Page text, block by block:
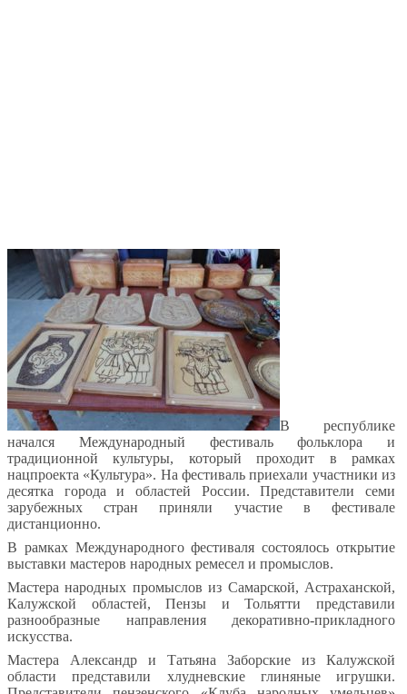
В республике
начался Международный фестиваль фольклора и
традиционной культуры, который проходит в рамках
нацпроекта «Культура». На фестиваль приехали участники из
десятка города и областей России. Представители семи
зарубежных стран приняли участие в фестивале
дистанционно.
В рамках Международного фестиваля состоялось открытие
выставки мастеров народных ремесел и промыслов.
Мастера народных промыслов из Самарской, Астраханской,
Калужской областей, Пензы и Тольятти представили
разнообразные направления декоративно-прикладного
искусства.
Мастера Александр и Татьяна Заборские из Калужской
области представили хлудневские глиняные игрушки.